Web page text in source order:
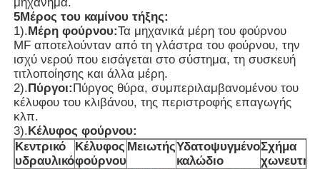
Υψηλής θερμοκρασίας φούρνος
Βιομηχανικός Λέβητας Ζεστού Νερού
Κεταλλωτήρες με φυσικό αέριο
λέβητας ατμού βιομαζών
5Μέρος του καμίνου τήξης:
1).Μέρη φούρνου:Τα μηχανικά μέρη του φούρνου
MF αποτελούνταν από τη γλάστρα του φούρνου, την
ισχύ νερού που εισάγεται στο σύστημα, τη συσκευή
τιτλοποίησης και άλλα μέρη.
2).Πύργοι:Πύργος θύρα, συμπεριλαμβανομένου του
κέλυφου του κλιβάνου, της περιστροφής επαγωγής
κλπ.
3).Κέλυφος φούρνου:
Κεντρικό
υδραυλικό
Κέλυφος
φούρνου
ΜειωτήςΥδατοψυγμένο
καλώδιο
Σχήμα